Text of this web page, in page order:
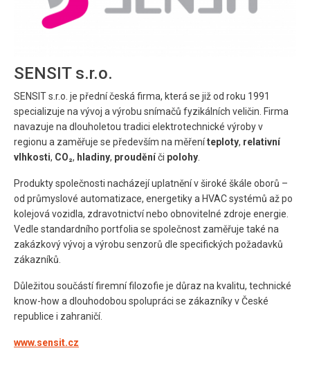
SENSIT s.r.o.
SENSIT s.r.o. je přední česká firma, která se již od roku 1991
specializuje na vývoj a výrobu snímačů fyzikálních veličin. Firma
navazuje na dlouholetou tradici elektrotechnické výroby v
regionu a zaměřuje se především na měřeníteploty, relativní
vlhkosti, CO₂, hladiny, prouděníči polohy
Produkty společnosti nacházejí uplatnění v široké škále oborů –
od průmyslové automatizace, energetiky a HVAC systémů až po
kolejová vozidla, zdravotnictví nebo obnovitelné zdroje energie.
Vedle standardního portfolia se společnost zaměřuje také na
zakázkový vývoj a výrobu senzorů dle specifických požadavků
zákazníků.
Důležitou součástí firemní filozofie je důraz na kvalitu, technické
know-how a dlouhodobou spolupráci se zákazníky v České
republice i zahraničí.
www.sensit.cz